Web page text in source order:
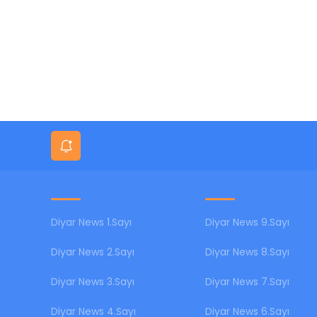
Diyar News 1.Sayı
Diyar News 2.Sayı
Diyar News 3.Sayı
Diyar News 4.Sayı
Diyar News 9.Sayı
Diyar News 8.Sayı
Diyar News 7.Sayı
Diyar News 6.Sayı